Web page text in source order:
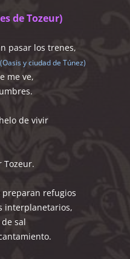
de Tozeur)
pasar los trenes,
(Oasis y ciudad de Túnez)
me ve,
de vivir
Tozeur.
preparan refugios
interplanetarios,
sal